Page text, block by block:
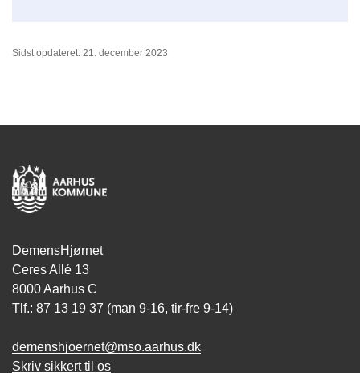
Sidst opdateret: 21. december 2023
DemensHjørnet
Ceres Allé 13
8000 Aarhus C
Tlf.: 87 13 19 37 (man 9-16, tir-fre 9-14)
demenshjoernet@mso.aarhus.dk
Skriv sikkert til os